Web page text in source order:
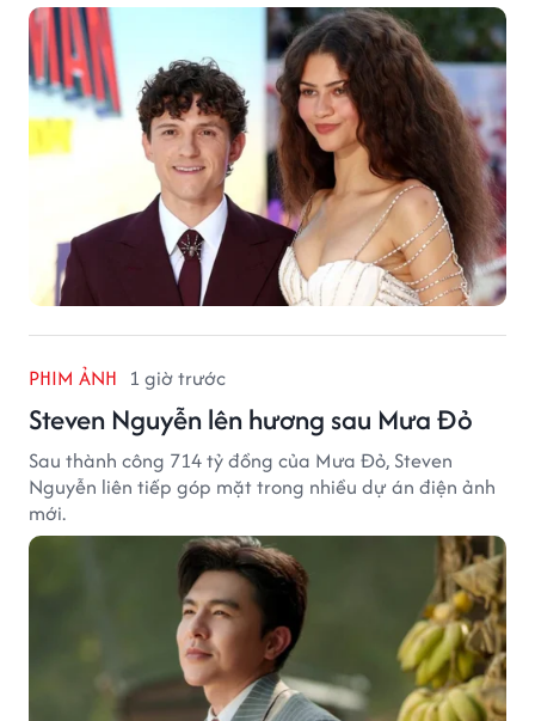
PHIM ẢNH 1 giờ trước
Steven Nguyễn lên hương sau Mưa Đỏ
Sau thành công 714 tỷ đồng của Mưa Đỏ, Steven
Nguyễn liên tiếp góp mặt trong nhiều dự án điện ảnh
mới.